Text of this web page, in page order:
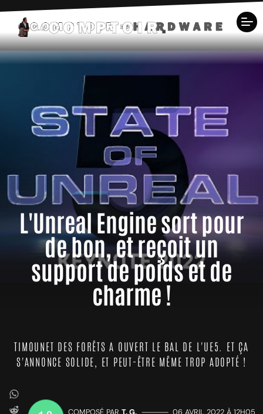
L'Unreal Engine sort pour
de bon, et reçoit un
support de poids et de
charme !
TIMOUNET DES FORÊTS A OUVERT LE BAL DE L'UE5. ET ÇA
S'ANNONCE SOLIDE, ET PEUT-ÊTRE MÊME TROP ADOPTÉ !
COMPOSÉ PAR T. G. ————— 06 AVRIL 2022 À 12H05